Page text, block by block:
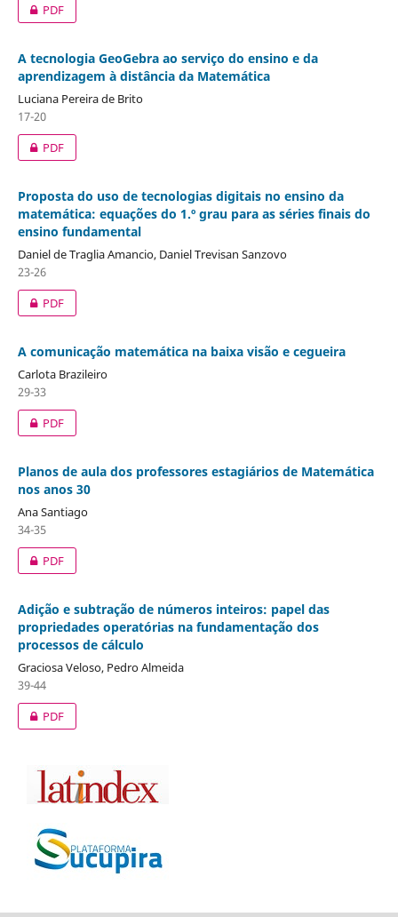
PDF
A tecnologia GeoGebra ao serviço do ensino e da
aprendizagem à distância da Matemática
Luciana Pereira de Brito
17-20
PDF
Proposta do uso de tecnologias digitais no ensino da
matemática: equações do 1.º grau para as séries finais do
ensino fundamental
Daniel de Traglia Amancio, Daniel Trevisan Sanzovo
23-26
PDF
A comunicação matemática na baixa visão e cegueira
Carlota Brazileiro
29-33
PDF
Planos de aula dos professores estagiários de Matemática
nos anos 30
Ana Santiago
34-35
PDF
Adição e subtração de números inteiros: papel das
propriedades operatórias na fundamentação dos
processos de cálculo
Graciosa Veloso, Pedro Almeida
39-44
PDF